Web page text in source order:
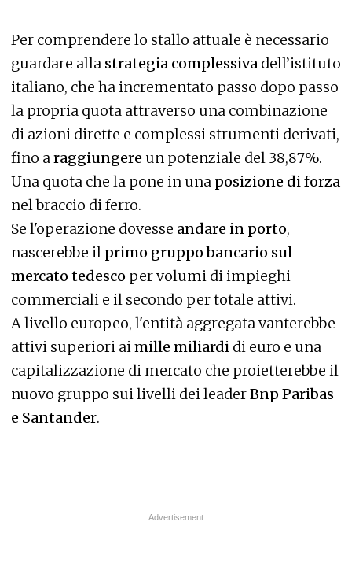
Per comprendere lo stallo attuale è necessario
guardare alla strategia complessiva dell’istituto
italiano, che ha incrementato passo dopo passo
la propria quota attraverso una combinazione
di azioni dirette e complessi strumenti derivati,
fino araggiungere un potenziale del 38,87%.
Una quota che la pone in una posizione di forza
nel braccio di ferro.
Se l'operazione dovesse andare in porto,
nascerebbe il primo gruppo bancario sul
mercato tedesco per volumi di impieghi
commerciali e il secondo per totale attivi.
A livello europeo, l'entità aggregata vanterebbe
attivi superiori aimille miliardi di euro e una
capitalizzazione di mercato che proietterebbe il
nuovo gruppo sui livelli dei leaderBnp Paribas
e Santander.